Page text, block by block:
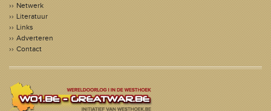
Netwerk
Literatuur
Links
Adverteren
Contact